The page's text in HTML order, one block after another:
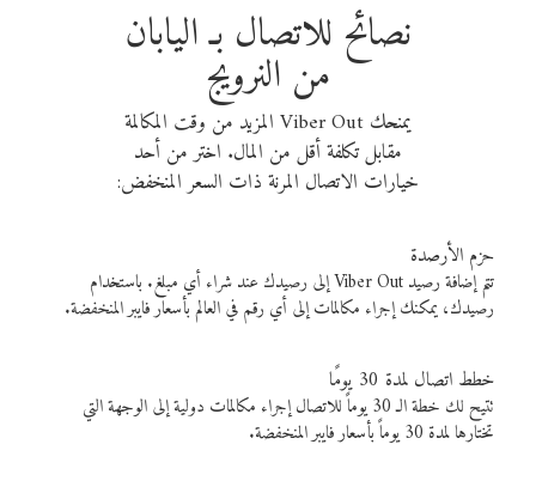
نصائح للاتصال بـ اليابان
من النرويج
يمنحك Viber Out المزيد من وقت المكالمة
مقابل تكلفة أقل من المال. اختر من أحد
خيارات الاتصال المرنة ذات السعر المنخفض:
حزم الأرصدة
تتم إضافة رصيد Viber Out إلى رصيدك عند شراء أي مبلغ. باستخدام
رصيدك، يمكنك إجراء مكالمات إلى أي رقم في العالم بأسعار فايبر المنخفضة.
خطط اتصال لمدة 30 يومًا
تتيح لك خطة الـ 30 يوماً للاتصال إجراء مكالمات دولية إلى الوجهة التي
تختارها لمدة 30 يوماً بأسعار فايبر المنخفضة.